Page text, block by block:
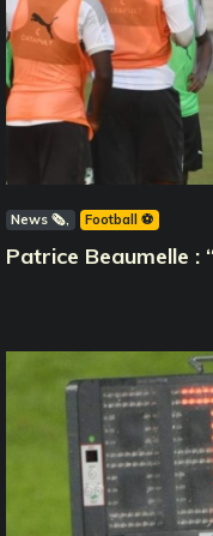
News 🗞️ Football ⚽️
Patrice Beaumelle :